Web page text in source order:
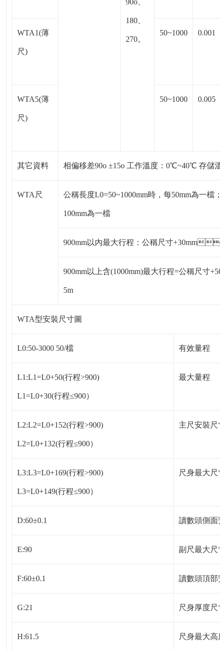
90o、
180、
270。
WTA1(薄
尺)
50~1000 0.001
WTA5(薄
尺)
50~1000 0.005
其它資料 相偏移差90o ±15o 工作溫度：0℃~40℃ 存儲
WTA尺 公稱長度L0=50~1000mm時，每50mm為一檔
100mm為一檔
900mm以內最大行程：公稱尺寸
900mm以上含(1000mm)最大行程=公稱尺
5m
WTA型安裝尺寸圖
L0:50-3000 50/檔 有效量程
L1:L1=L0+50(行程>900)
L1=L0+30(行程≤900）
最大量程
L2:L2=L0+152(行程>900)
L2=L0+132(行程≤900）
主尺安裝尺
L3:L3=L0+169(行程>900)
L3=L0+149(行程≤900）
尺身最大尺
D:60±0.1 讀數頭側
E:90 副尺最大尺
F:60±0.1 讀數頭頂
G:21 尺身厚度尺
H:61.5 尺身最大高